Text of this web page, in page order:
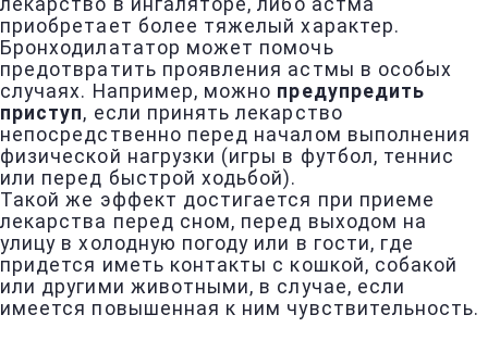
лекарство в ингаляторе, либо астма
приобретает более тяжелый характер.
Бронходилататор может помочь
предотвратить проявления астмы в особых
случаях. Например, можно предупредить
приступ, если принять лекарство
непосредственно перед началом выполнения
физической нагрузки (игры в футбол, теннис
или перед быстрой ходьбой).
Такой же эффект достигается при приеме
лекарства перед сном, перед выходом на
улицу в холодную погоду или в гости, где
придется иметь контакты с кошкой, собакой
или другими животными, в случае, если
имеется повышенная к ним чувствительность.